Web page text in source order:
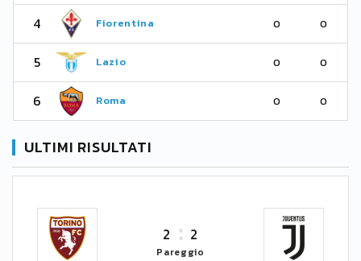
4 Fiorentina 0 0
5 Lazio 0 0
6 Roma 0 0
ULTIMI RISULTATI
2 2
Pareggio